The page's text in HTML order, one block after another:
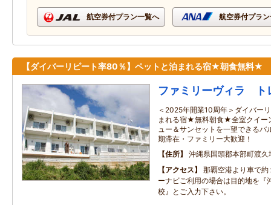
航空券付プラン一覧へ 航空券付プラ
【ダイバーリピート率80％】ペットと泊まれる宿★朝食無料★
ファミリーヴィラ ト
＜2025年開業10周年＞ダイバー
まれる宿★無料朝食★全室クイー
ュー＆サンセットを一望できるバ
期滞在・ファミリー大歓迎！
住所
沖縄県国頭郡本部町渡
アクセス
那覇空港より車で
ーナビご利用の場合は目的地を『
校』とご入力下さい。